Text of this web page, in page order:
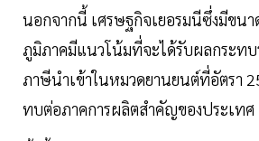
นอกจากนี้ เศรษฐกิจเยอรมนีซึ่งมีขน
ภูมิภาคมีแนวโน้มที่จะได้รับผลกระทบ
ภาษีนำเข้าในหมวดยานยนต์ที่อัตรา
ทบต่อภาคการผลิตสำคัญของประเทศ